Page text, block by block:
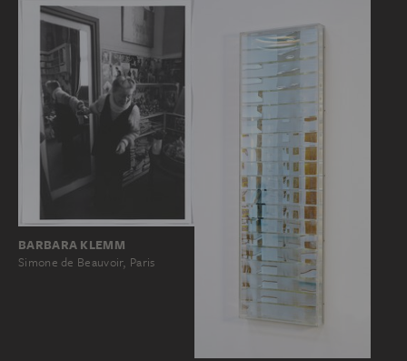
BARBARA KLEMM
Simone de Beauvoir, Paris